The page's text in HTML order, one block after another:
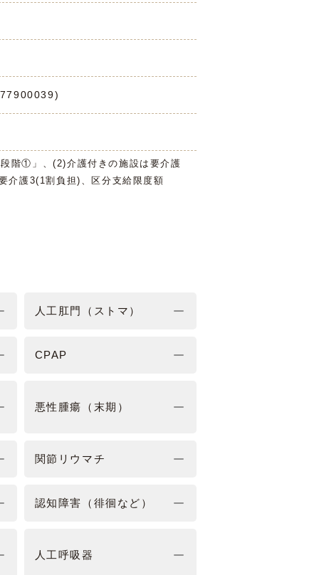
階①」、(2)介護付きの施設は要介護
介護3(1割負担)、区分支給限度額
人工肛門（ストマ）
CPAP
悪性腫瘍（末期）
関節リウマチ
認知障害（徘徊など）
人工呼吸器